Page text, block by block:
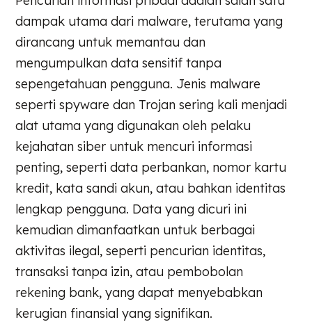
dampak utama dari malware, terutama yang
dirancang untuk memantau dan
mengumpulkan data sensitif tanpa
sepengetahuan pengguna. Jenis malware
seperti spyware dan Trojan sering kali menjadi
alat utama yang digunakan oleh pelaku
kejahatan siber untuk mencuri informasi
penting, seperti data perbankan, nomor kartu
kredit, kata sandi akun, atau bahkan identitas
lengkap pengguna. Data yang dicuri ini
kemudian dimanfaatkan untuk berbagai
aktivitas ilegal, seperti pencurian identitas,
transaksi tanpa izin, atau pembobolan
rekening bank, yang dapat menyebabkan
kerugian finansial yang signifikan.